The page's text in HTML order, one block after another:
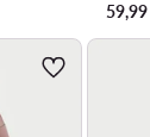
59,99